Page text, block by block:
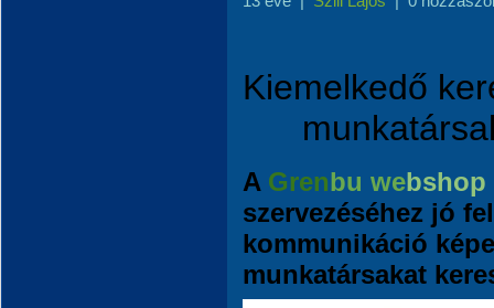
Kiemelkedő
A Grenbu webshop
szervezéséhez jó
kommunikáció
munkatársakat